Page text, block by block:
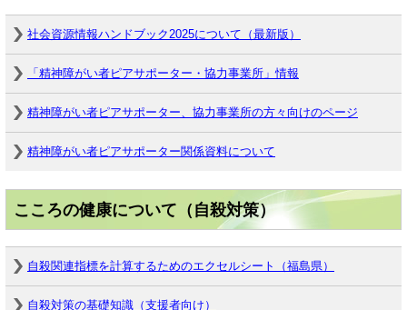
社会資源情報ハンドブック2025について（最新版）
「精神障がい者ピアサポーター・協力事業所」情報
精神障がい者ピアサポーター、協力事業所の方々向けのページ
精神障がい者ピアサポーター関係資料について
こころの健康について（自殺対策）
自殺関連指標を計算するためのエクセルシート（福島県）
自殺対策の基礎知識（支援者向け）